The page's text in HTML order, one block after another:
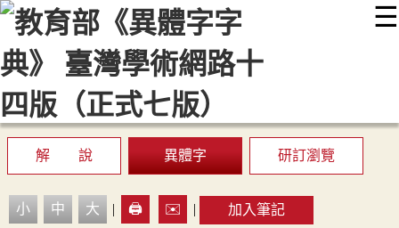
☰
::: 最新消息 常見問題 編輯說明
顯示模式
網站導覽
解 說 異體字 研訂瀏覽
小 中 大 | 🖨️ ✉️ | 加入筆記